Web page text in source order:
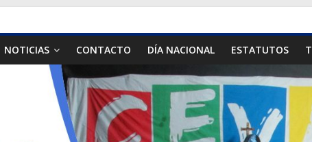
NOTICIAS CONTACTO DÍA NACIONAL ESTATUTOS